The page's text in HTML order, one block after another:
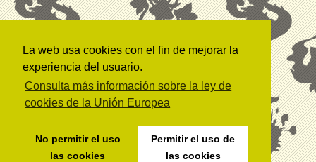
La web usa cookies con el fin de mejorar la
experiencia del usuario.
Consulta más información sobre la ley de
cookies de la Unión Europea
No permitir el uso
las cookies
Permitir el uso de
las cookies